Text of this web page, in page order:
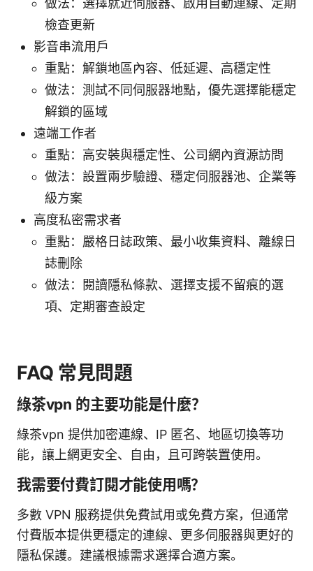
檢查更新
影音串流用戶
重點：解鎖地區內容、低延遲、高穩定性
做法：測試不同伺服器地點，優先選擇能穩定
解鎖的區域
遠端工作者
重點：高安裝與穩定性、公司網內資源訪問
做法：設置兩步驗證、穩定伺服器池、企業等
級方案
高度私密需求者
重點：嚴格日誌政策、最小收集資料、離線日
誌刪除
做法：閱讀隱私條款、選擇支援不留痕的選
項、定期審查設定
FAQ 常見問題
綠茶vpn 的主要功能是什麼？
綠茶vpn 提供加密連線、IP 匿名、地區切換等功
能，讓上網更安全、自由，且可跨裝置使用。
我需要付費訂閱才能使用嗎？
多數 VPN 服務提供免費試用或免費方案，但通常
付費版本提供更穩定的連線、更多伺服器與更好的
隱私保護。建議根據需求選擇合適方案。